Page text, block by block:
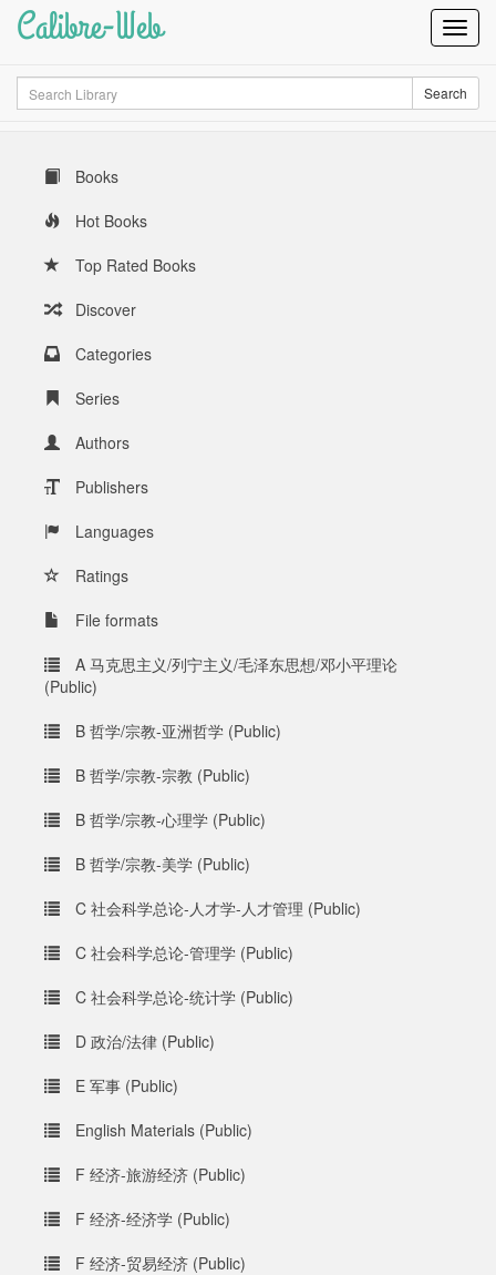
Calibre-Web
Search Search
Books
Hot Books
Top Rated Books
Discover
Categories
Series
Authors
Publishers
Languages
Ratings
File formats
A 马克思主义/列宁主义/毛泽东思想/邓小平理论
(Public)
B 哲学/宗教-亚洲哲学 (Public)
B 哲学/宗教-宗教 (Public)
B 哲学/宗教-心理学 (Public)
B 哲学/宗教-美学 (Public)
C 社会科学总论-人才学-人才管理 (Public)
C 社会科学总论-管理学 (Public)
C 社会科学总论-统计学 (Public)
D 政治/法律 (Public)
E 军事 (Public)
English Materials (Public)
F 经济-旅游经济 (Public)
F 经济-经济学 (Public)
F 经济-贸易经济 (Public)